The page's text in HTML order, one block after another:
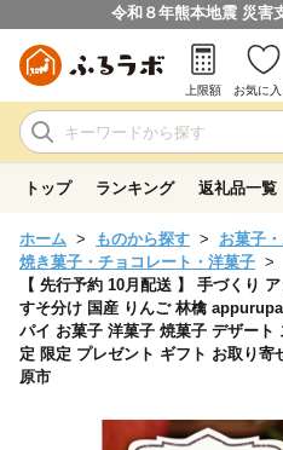
令和８年熊本地震 災害
上限額 お気に入
トップ ランキング 返礼品一覧
ホーム ものから探す
お菓子
焼き菓子・チョコレート・洋菓子
【 先行予約 10月配送 】 手づくり
すそ分け 国産 りんご 林檎
パイ お菓子 洋菓子 焼菓子 デザー
定 限定 プレゼント ギフト お取り
原市